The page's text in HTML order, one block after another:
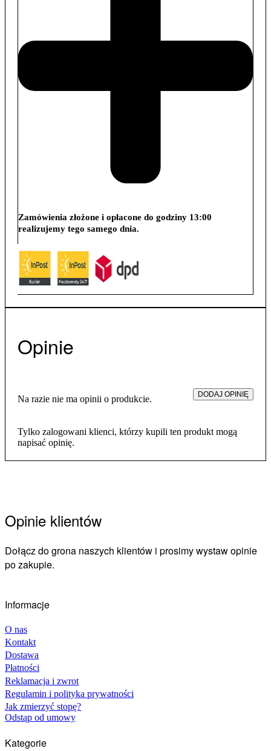
Zamówienia złożone i opłacone do godziny 13:00
realizujemy tego samego dnia.
Wysyłka:
Opinie
Na razie nie ma opinii o produkcie. DODAJ OPINIĘ
Tylko zalogowani klienci, którzy kupili ten produkt mogą
napisać opinię.
Opinie klientów
Dołącz do grona naszych klientów i prosimy wystaw opinie
po zakupie.
Informacje
O nas
Kontakt
Dostawa
Płatności
Reklamacja i zwrot
Regulamin i polityka prywatności
Jak zmierzyć stopę?
Odstąp od umowy
Kategorie